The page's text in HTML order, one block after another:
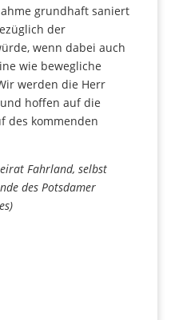
grundhaft saniert
der
wenn dabei auch
wie bewegliche
werden die Herr
hoffen auf die
des kommenden
Fahrland, selbst
des Potsdamer